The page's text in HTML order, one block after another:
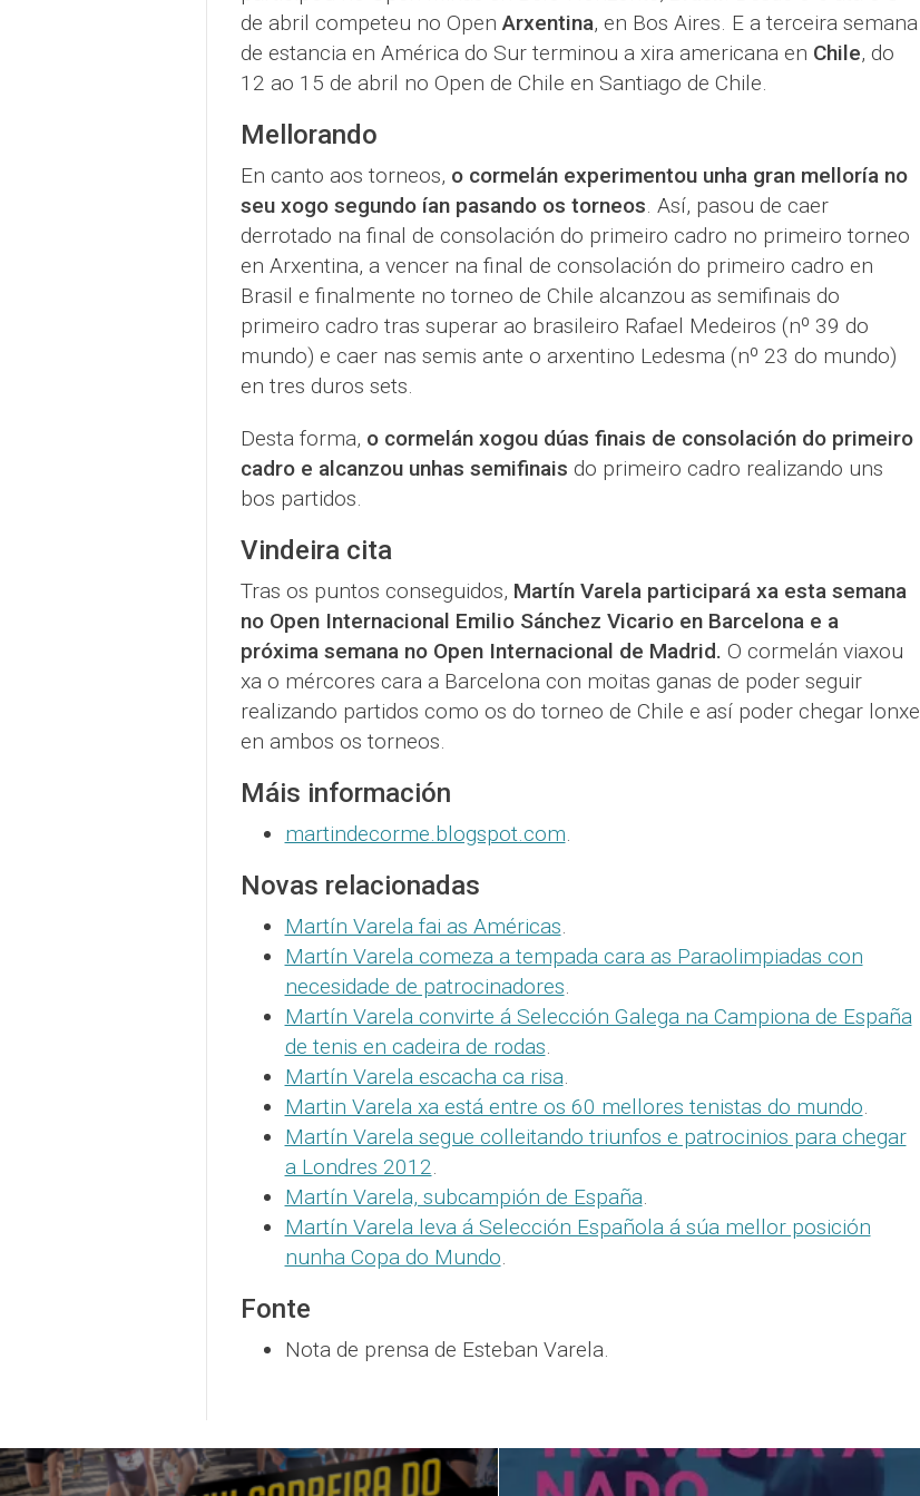
de abril competeu no OpenArxentina, en Bos Aires. E a terceira semana
de estancia en América do Sur terminou a xira americana en Chile, do
12 ao 15 de abril no Open de Chile en Santiago de Chile.
Mellorando
En canto aos torneos, o cormelán experimentou unha gran melloría no
seu xogo segundo ían pasando os torneos. Así, pasou de caer
derrotado na final de consolación do primeiro cadro no primeiro torneo
en Arxentina, a vencer na final de consolación do primeiro cadro en
Brasil e finalmente no torneo de Chile alcanzou as semifinais do
primeiro cadro tras superar ao brasileiro Rafael Medeiros (nº 39 do
mundo) e caer nas semis ante o arxentino Ledesma (nº 23 do mundo)
en tres duros sets.
Desta forma, o cormelán xogou dúas finais de consolación do primeiro
cadro e alcanzou unhas semifinais do primeiro cadro realizando uns
bos partidos.
Vindeira cita
Tras os puntos conseguidos, Martín Varela participará xa esta semana
no Open Internacional Emilio Sánchez Vicario en Barcelona e a
próxima semana no Open Internacional de Madrid. O cormelán viaxou
xa o mércores cara a Barcelona con moitas ganas de poder seguir
realizando partidos como os do torneo de Chile e así poder chegar lonxe
en ambos os torneos.
Máis información
martindecorme.blogspot.com.
Novas relacionadas
Martín Varela fai as Américas.
Martín Varela comeza a tempada cara as Paraolimpiadas con
necesidade de patrocinadores.
Martín Varela convirte á Selección Galega na Campiona de España
de tenis en cadeira de rodas.
Martín Varela escacha ca risa.
Martin Varela xa está entre os 60 mellores tenistas do mundo.
Martín Varela segue colleitando triunfos e patrocinios para chegar
a Londres 2012.
Martín Varela, subcampión de España.
Martín Varela leva á Selección Española á súa mellor posición
nunha Copa do Mundo.
Fonte
Nota de prensa de Esteban Varela.